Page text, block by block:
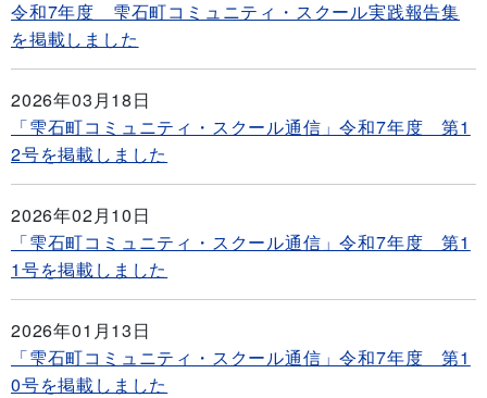
令和7年度 雫石町コミュニティ・スクール実践報告集
を掲載しました
2026年03月18日
「雫石町コミュニティ・スクール通信」令和7年度 第1
2号を掲載しました
2026年02月10日
「雫石町コミュニティ・スクール通信」令和7年度 第1
1号を掲載しました
2026年01月13日
「雫石町コミュニティ・スクール通信」令和7年度 第1
0号を掲載しました